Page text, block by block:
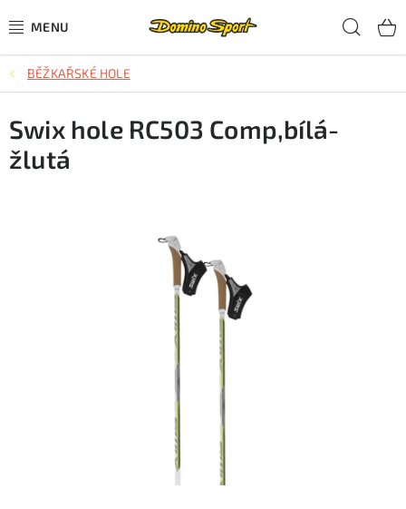
na
CYKLISTIKA
SJEZDOVÉ LYŽOVÁNÍ
SKIALPOVÉ LYŽOVÁNÍ
BĚŽKAŘSKÉ HOLE
Swix hole RC503 Comp,bílá-
žlutá